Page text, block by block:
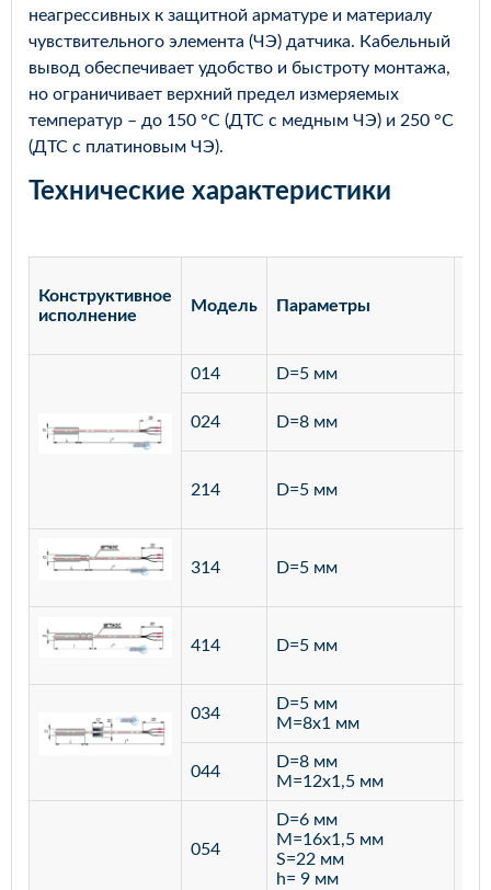
неагрессивных к защитной арматуре и материалу
чувствительного элемента (ЧЭ) датчика. Кабельный
вывод обеспечивает удобство и быстроту монтажа,
но ограничивает верхний предел измеряемых
температур – до 150 °С (ДТС с медным ЧЭ) и 250 °С
(ДТС с платиновым ЧЭ).
Технические характеристики
Конструктивное
исполнение
Модель Параметры
014 D=5 мм
024 D=8 мм
214 D=5 мм
314 D=5 мм
414 D=5 мм
034
D=5 мм
M=8х1 мм
044
D=8 мм
M=12х1,5 мм
054
D=6 мм
M=16х1,5 мм
S=22 мм
h= 9 мм